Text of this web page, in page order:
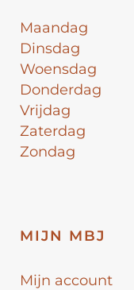
Maandag
Dinsdag
Woensdag
Donderdag
Vrijdag
Zaterdag
Zondag
MIJN MBJ
Mijn account